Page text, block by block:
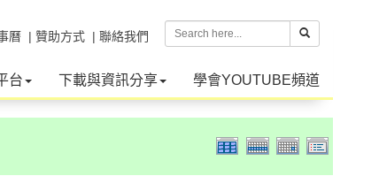
| 聯絡我們
| 贊助方式
曆
台 下載與資訊分享 學會YOUTUBE頻道